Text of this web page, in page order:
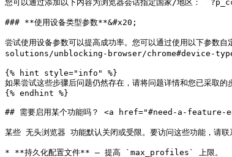
您可以通过添加以下内容为浏览器会话指定国家/地区：
### **使用设备类型参数**&#x20;
尝试使用设备参数可以提高成功率。您可以通过使用以
solutions/unblocking-browser/chrome#device-
{% hint style="info" %}
如果尝试这些步骤后问题仍然存在，请将问题详情和您已采取的
{% endhint %}
## 需要启用某个功能吗？ <a href="#need-a-
某些 无头浏览器 功能默认关闭或受限。要访问这些功
* **持久化配置文件** — 提高 `max_profiles` 上限。